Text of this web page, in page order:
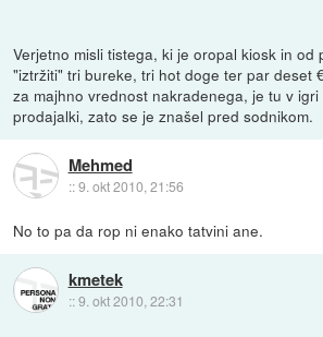
Verjetno misli tistega, ki je oropal kiosk in od
"iztržiti" tri bureke, tri hot doge ter par deset
za majhno vrednost nakradenega, je tu v
prodajalki, zato se je znašel pred sodnikom.
Mehmed
::9. okt 2010, 21:56
No to pa da rop ni enako tatvini ane.
kmetek
::9. okt 2010, 22:31